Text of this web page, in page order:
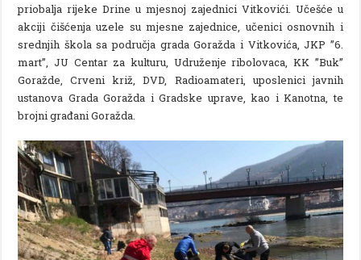
priobalja rijeke Drine u mjesnoj zajednici Vitkovići. Učešće u
akciji čišćenja uzele su mjesne zajednice, učenici osnovnih i
srednjih škola sa područja grada Goražda i Vitkovića, JKP ”6.
mart”, JU Centar za kulturu, Udruženje ribolovaca, KK ”Buk”
Goražde, Crveni križ, DVD, Radioamateri, uposlenici javnih
ustanova Grada Goražda i Gradske uprave, kao i Kanotna, te
brojni građani Goražda.